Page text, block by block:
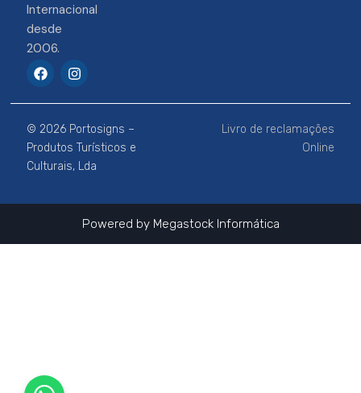
Internacional
desde
2006.
F
a
e
b
o
o
k
I
n
t
a
g
r
a
m
© 2026 Portosigns –
Produtos Turísticos e
Culturais, Lda
Livro de reclamações
Online
Powered by Megastock Informática